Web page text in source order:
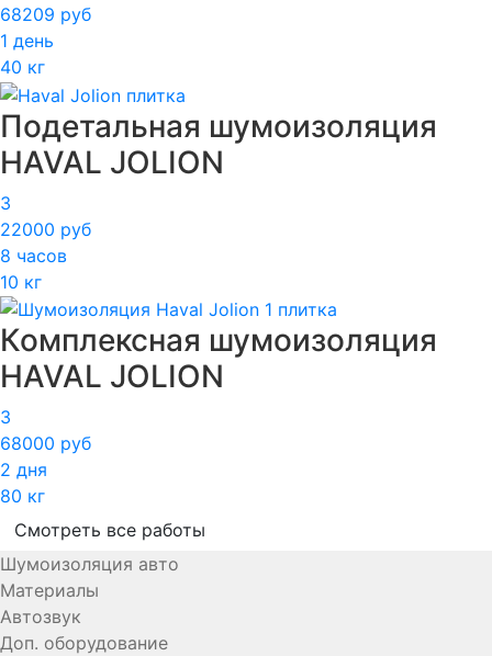
68209 руб
1 день
40 кг
Подетальная шумоизоляция
HAVAL JOLION
3
22000 руб
8 часов
10 кг
Комплексная шумоизоляция
HAVAL JOLION
3
68000 руб
2 дня
80 кг
Смотреть все работы
Шумоизоляция авто
Материалы
Автозвук
Доп. оборудование